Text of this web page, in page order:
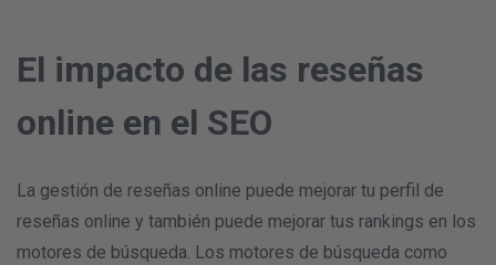
El impacto de las reseñas
online en el SEO
La gestión de reseñas online puede mejorar tu perfil de
reseñas online y también puede mejorar tus rankings en los
motores de búsqueda. Los motores de búsqueda como